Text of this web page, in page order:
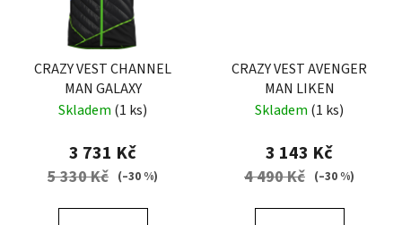
CRAZY VEST CHANNEL
MAN GALAXY
Skladem (1 ks)
3 731 Kč
5 330 Kč (–30 %)
CRAZY VEST AVENGER
MAN LIKEN
Skladem (1 ks)
3 143 Kč
4 490 Kč (–30 %)